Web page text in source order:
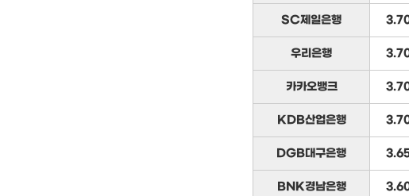
SC제일은행
우리은행
카카오뱅크
KDB산업은행
DGB대구은행
BNK경남은행